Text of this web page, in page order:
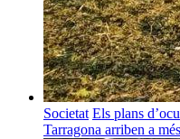
Societat Els plans
Tarragona arriben a